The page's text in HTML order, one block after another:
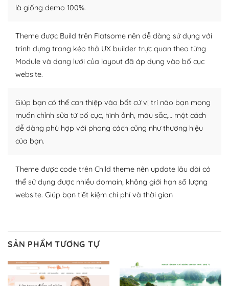
Cộng đồng sử dụng WordPress sẵn sàng hỗ trợ bạn
– Đa dạng plugin và themes
Plugin mở rộng là thành phần cài đặt thêm vào
WordPress để tăng thêm các tính năng cần thiết. Có
nhiều plugin trả phí hoặc miễn phí.
Nhờ lượng người dùng đông đảo, thư viện themes và
plugin của WordPress rất phong phú. Bạn có thể thỏa
thích chọn lựa plugin và themes phù hợp cho mục đích
lập website của mình.
– Dễ sử dụng
Với mọi Hosting bất kỳ thì WordPress đều có thể dễ
Và bạn có toàn quyền tự do khi quyết định nơi lưu trữ
trang web WordPress của bạn.
Dễ dàng lựa chọn Hosting cho website WordPress
là giống demo 100%.
Theme được Build trên Flatsome nên dễ dàng sử dụng với
trình dựng trang kéo thả UX builder trực quan theo từng
Module và dạng lưới của layout đã áp dụng vào bố cục
website.
Giúp bạn có thể can thiệp vào bất cứ vị trí nào bạn mong
muốn chỉnh sửa từ bố cục, hình ảnh, màu sắc,… một cách
dễ dàng phù hợp với phong cách cũng như thương hiệu
của bạn.
Theme được code trên Child theme nên update lâu dài có
thể sử dụng được nhiều domain, không giới hạn số lượng
website. Giúp bạn tiết kiệm chi phí và thời gian
SẢN PHẨM TƯƠNG TỰ